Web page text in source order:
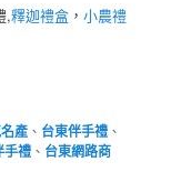
,釋迦禮盒 ，小農禮
產 、 台東伴手禮 、
手禮 、 台東網路商